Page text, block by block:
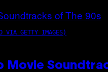
VIA GETTY IMAGES)